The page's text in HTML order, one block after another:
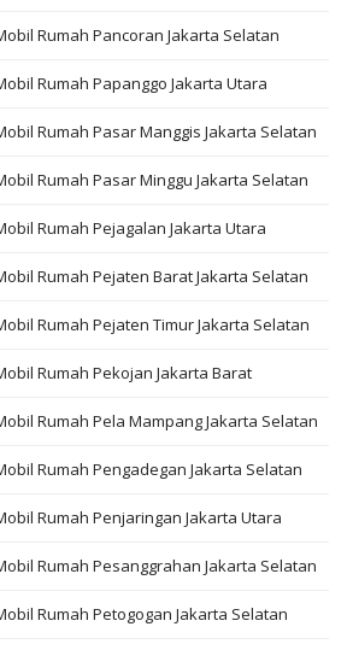
Rumah Pancoran Jakarta Selatan
Rumah Papanggo Jakarta Utara
Rumah Pasar Manggis Jakarta Selatan
Rumah Pasar Minggu Jakarta Selatan
Rumah Pejagalan Jakarta Utara
Rumah Pejaten Barat Jakarta Selatan
Rumah Pejaten Timur Jakarta Selatan
Rumah Pekojan Jakarta Barat
Rumah Pela Mampang Jakarta Selatan
Rumah Pengadegan Jakarta Selatan
Rumah Penjaringan Jakarta Utara
Rumah Pesanggrahan Jakarta Selatan
Rumah Petogogan Jakarta Selatan